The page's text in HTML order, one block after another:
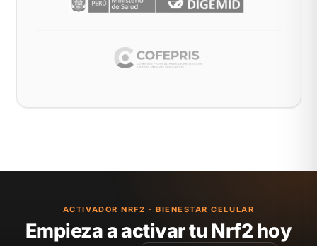
ACTIVADOR NRF2 · BIENESTAR CELULAR
Empieza a activar tu Nrf2 hoy